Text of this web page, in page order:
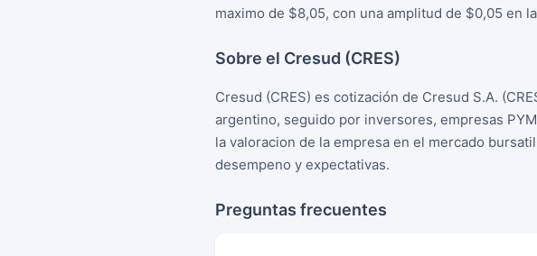
maximo de $8,05, con una amplitud de $0,05 en
Sobre el Cresud (CRES)
Cresud (CRES) es cotización de Cresud S.A.
argentino, seguido por inversores, empresas
la valoracion de la empresa en el mercado
desempeno y expectativas.
Preguntas frecuentes